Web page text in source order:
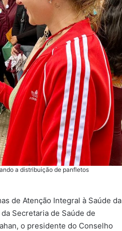
a distribuição de panfletos
de Atenção Integral à Saúde da
Secretaria de Saúde de
o presidente do Conselho